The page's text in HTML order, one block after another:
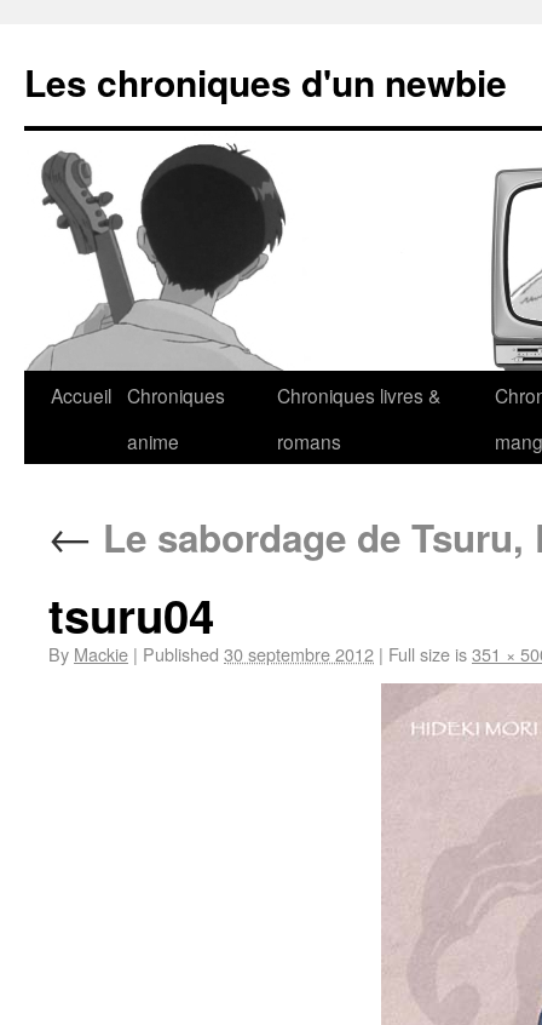
Les chroniques d'un newbie
Accueil Chroniques
anime
Chroniques livres &
romans
← Le sabordage de
tsuru04
By Mackie | Published 30 septembre 2012 | Full size is351 ×